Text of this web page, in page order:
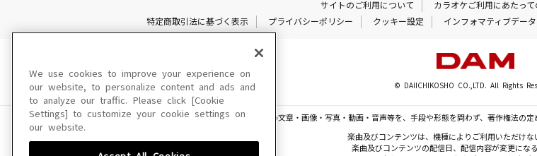
サイトのご利用について カラオケご利用にあたっ
特定商取引法に基づく表示
プライバシーポリシー クッキー設定 インフォマティブデー
© DAIICHIKOSHO CO.,LTD. All Rights
このサイトに掲載されている一切の文章・画像・写真・動画・音声等を、手段や形態を問わず、著作権法の
楽曲及びコンテンツは、機種によりご利用いただけな
楽曲及びコンテンツの配信日、配信内容が変更にな
We use cookies to improve your experience on
our website, to personalize content and ads and
to analyze our traffic. Please click [Cookie
Settings] to customize your cookie settings on
our website.